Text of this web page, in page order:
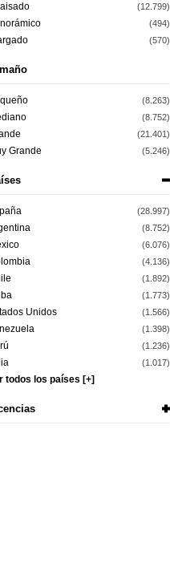
(12.799)
(494)
(570)
(8.263)
(8.752)
(21.401)
Grande (5.246)
(28.997)
(8.752)
(6.076)
(4.136)
(1.892)
(1.773)
Unidos (1.566)
(1.398)
(1.236)
(1.017)
todos los países [+]